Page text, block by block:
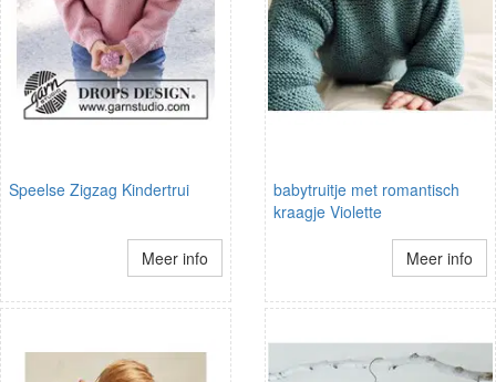
Speelse Zigzag Kindertrui
Meer info
babytruitje met romantisch
kraagje Violette
Meer info